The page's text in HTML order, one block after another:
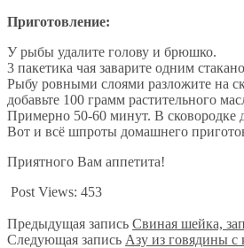
Приготовление:
У рыбы удалите голову и брюшко.
3 пакетика чая заварите одним
Рыбу ровными слоями разложите на
добавьте 100 грамм растительного
Примерно 50-60 минут. В сковородке
Вот и всё шпроты домашнего
Приятного Вам аппетита!
Post Views: 453
Предыдущая запись Свиная шейка,
Следующая запись Азу из говядины с